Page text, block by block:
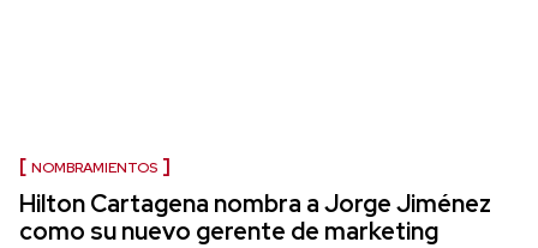
NOMBRAMIENTOS
Hilton Cartagena nombra a Jorge Jiménez
como su nuevo gerente de marketing